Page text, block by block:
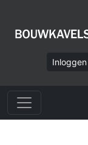
Inloggen